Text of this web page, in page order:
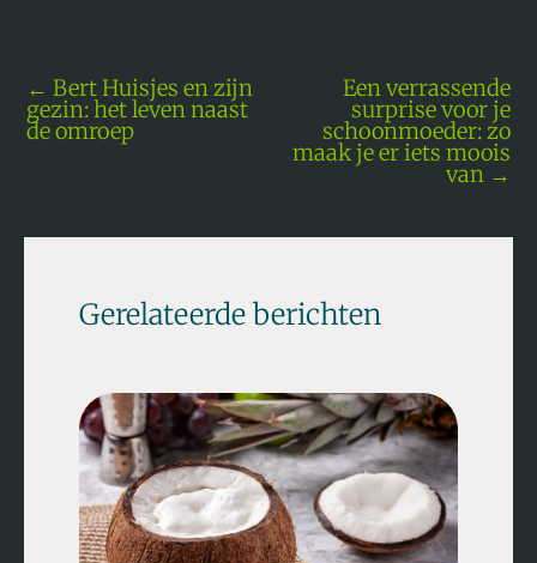
← Bert Huisjes en zijn
gezin: het leven naast
de omroep
Een verrassende
surprise voor je
schoonmoeder: zo
maak je er iets moois
van →
Gerelateerde berichten